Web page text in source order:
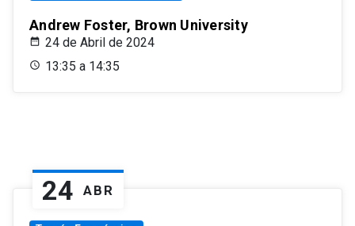
Andrew Foster, Brown University
24 de Abril de 2024
13:35 a 14:35
24 ABR